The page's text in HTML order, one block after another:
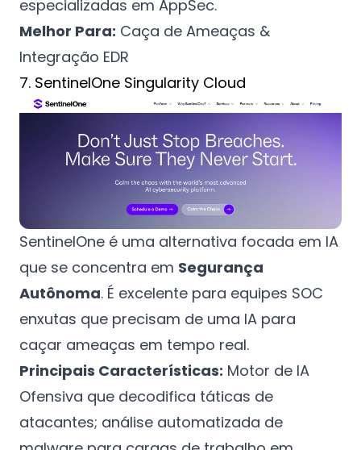
especializadas em AppSec.
Melhor Para: Caça de Ameaças &
Integração EDR
7. SentinelOne Singularity Cloud
SentinelOne é uma alternativa focada em IA
que se concentra em Segurança
Autônoma. É excelente para equipes SOC
enxutas que precisam de uma IA para
caçar ameaças em tempo real.
Principais Características: Motor de IA
Ofensiva que decodifica táticas de
atacantes; análise automatizada de